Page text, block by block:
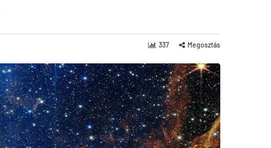
337 Megosztás